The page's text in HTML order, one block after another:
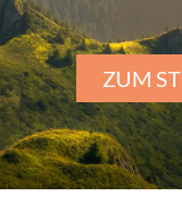
ZUM